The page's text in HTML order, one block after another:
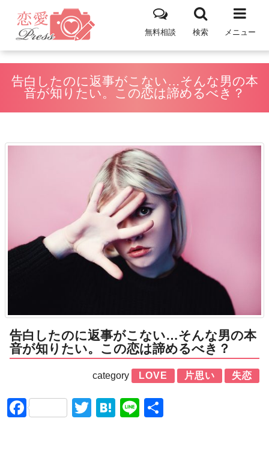
メニュー
検索
無料相談
告白したのに返事がこない…そんな男の本
音が知りたい。この恋は諦めるべき？
告白したのに返事がこない…そんな男の本
音が知りたい。この恋は諦めるべき？
category LOVE 片思い 失恋
FacebookTwitter
Hatena
Line